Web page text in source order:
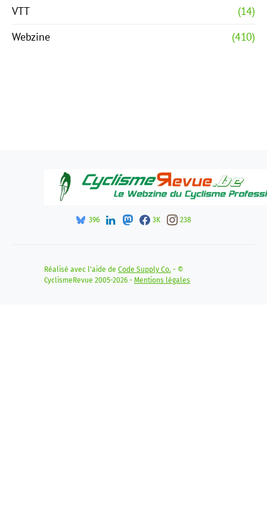
VTT
(14)
Webzine
(410)
396 3K 238
Réalisé avec l'aide de Code Supply Co. - ©
CyclismeRevue 2005-2026 - Mentions légales